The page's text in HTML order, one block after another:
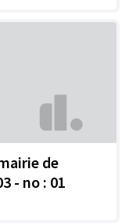
de
- no : 01